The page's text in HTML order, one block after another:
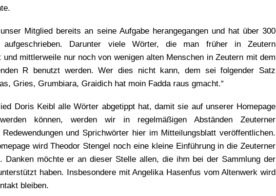
Mitglied bereits an seine Aufgabe herangegangen und hat über 300
aufgeschrieben. Darunter viele Wörter, die man früher in Zeutern
und mittlerweile nur noch von wenigen alten Menschen in Zeutern mit dem
R benutzt werden. Wer dies nicht kann, dem sei folgender Satz
Gries, Grumbiara, Graidich hat moin Fadda raus gmacht.“
Doris Keibl alle Wörter abgetippt hat, damit sie auf unserer Homepage
können, werden wir in regelmäßigen Abständen Zeuterner
Redewendungen und Sprichwörter hier im Mitteilungsblatt veröffentlichen.
wird Theodor Stengel noch eine kleine Einführung in die Zeuterner
Danken möchte er an dieser Stelle allen, die ihm bei der Sammlung der
haben. Insbesondere mit Angelika Hasenfus vom Altenwerk wird
bleiben.